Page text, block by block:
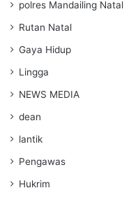
polres Mandailing Natal
Rutan Natal
Gaya Hidup
Lingga
NEWS MEDIA
dean
lantik
Pengawas
Hukrim